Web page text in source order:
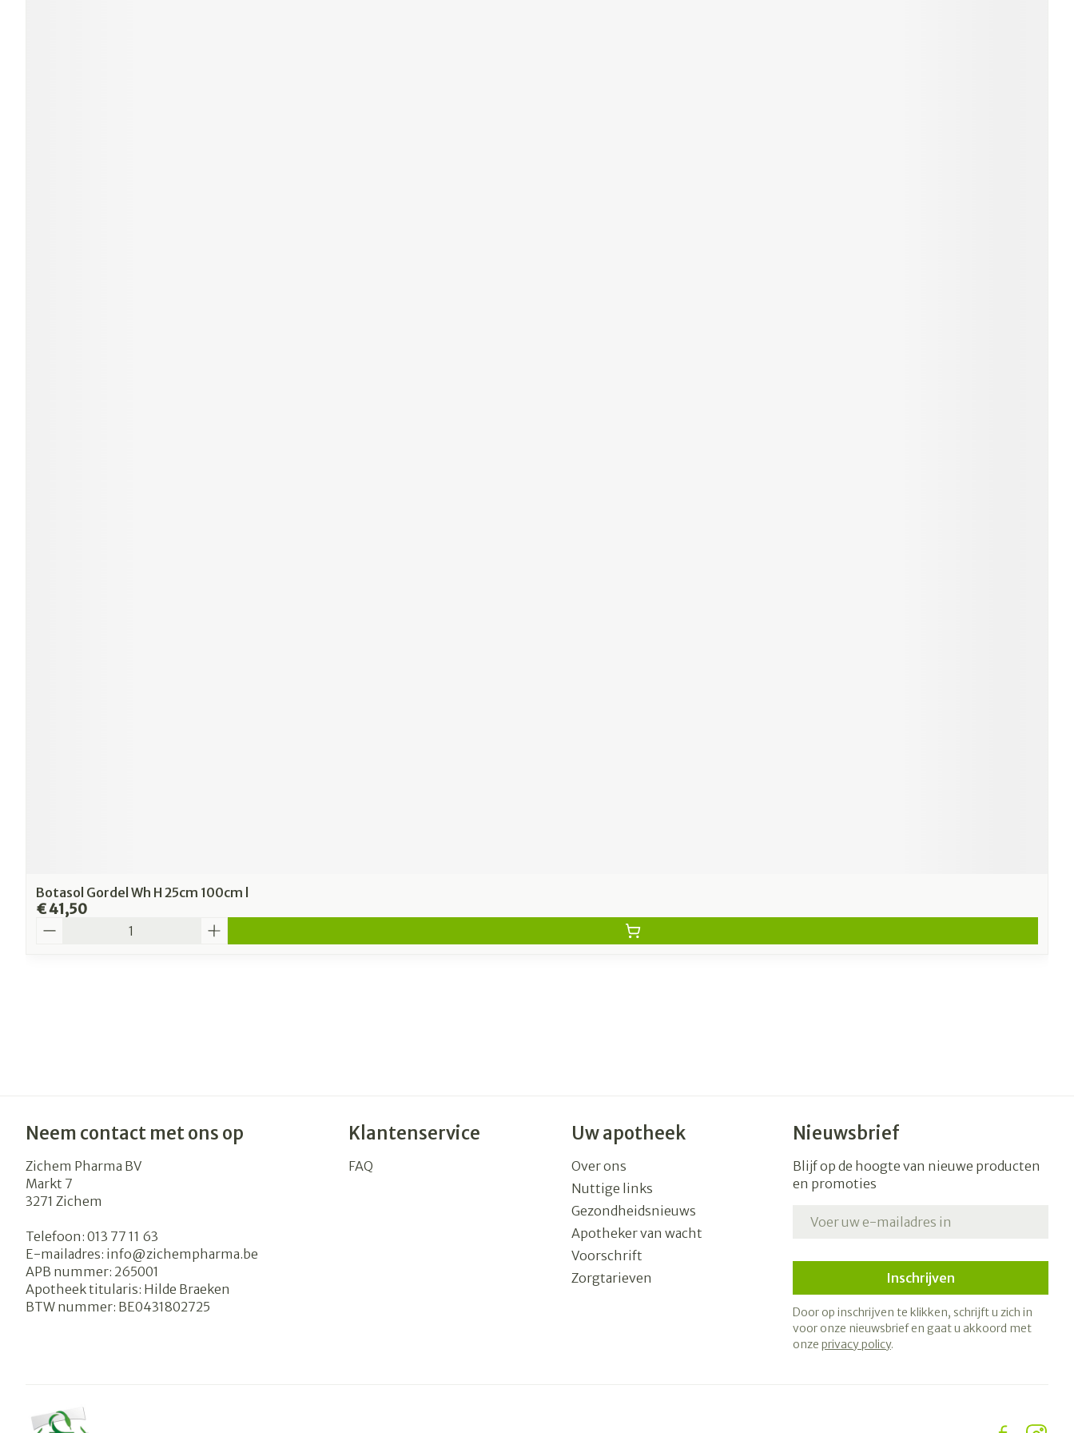
Botasol Gordel Wh H 25cm 100cm l
€ 41,50
Neem contact met ons op
Zichem Pharma BV
Markt 7
3271 Zichem
Telefoon: 013 77 11 63
E-mailadres: info@zichempharma.be
APB nummer: 265001
Apotheek titularis: Hilde Braeken
BTW nummer: BE0431802725
Klantenservice
FAQ
Uw apotheek
Over ons
Nuttige links
Gezondheidsnieuws
Apotheker van wacht
Voorschrift
Zorgtarieven
Nieuwsbrief
Blijf op de hoogte van nieuwe producten
en promoties
Inschrijven
Door op inschrijven te klikken, schrijft u zich in
voor onze nieuwsbrief en gaat u akkoord met
onze privacy policy.